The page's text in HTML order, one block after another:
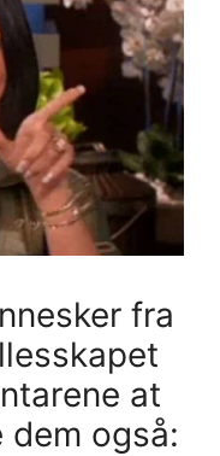
fra
at
også: